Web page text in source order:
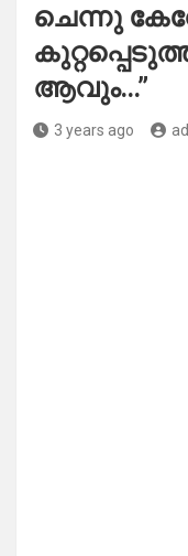
ചെന്നു
ആവും…”
3 years ago